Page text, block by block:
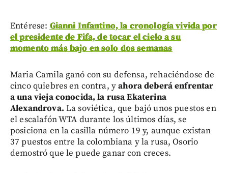
Entérese: Gianni Infantino, la cronología vivida por
el presidente de Fifa, de tocar el cielo a su
momento más bajo en solo dos semanas
Maria Camila ganó con su defensa, rehaciéndose de
cinco quiebres en contra, yahora deberá enfrentar
a una vieja conocida, la rusa Ekaterina
Alexandrova. La soviética, que bajó unos puestos en
el escalafón WTA durante los últimos días, se
posiciona en la casilla número 19 y, aunque existan
37 puestos entre la colombiana y la rusa, Osorio
demostró que le puede ganar con creces.